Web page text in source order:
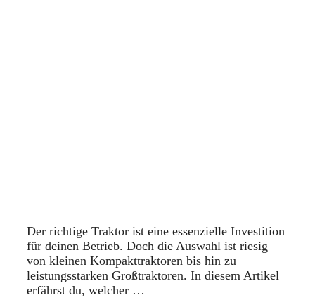
Der richtige Traktor ist eine essenzielle Investition
für deinen Betrieb. Doch die Auswahl ist riesig –
von kleinen Kompakttraktoren bis hin zu
leistungsstarken Großtraktoren. In diesem Artikel
erfährst du, welcher …